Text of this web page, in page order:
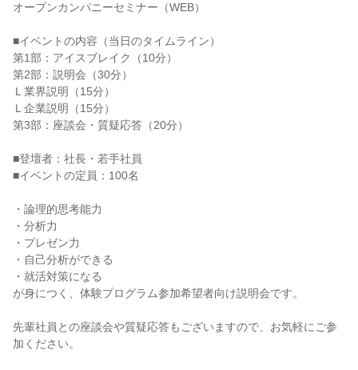
オープンカンパニーセミナー（WEB）
■イベントの内容（当日のタイムライン）
第1部：アイスブレイク（10分）
第2部：説明会（30分）
Ｌ業界説明（15分）
Ｌ企業説明（15分）
第3部：座談会・質疑応答（20分）
■登壇者：社長・若手社員
■イベントの定員：100名
・論理的思考能力
・分析力
・プレゼン力
・自己分析ができる
・就活対策になる
が身につく、体験プログラム参加希望者向け説明会です。
先輩社員との座談会や質疑応答もございますので、お気軽にご参
加ください。